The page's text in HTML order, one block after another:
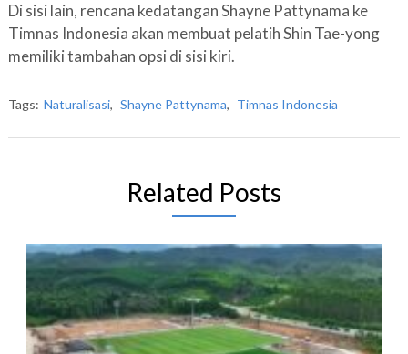
Di sisi lain, rencana kedatangan Shayne Pattynama ke
Timnas Indonesia akan membuat pelatih Shin Tae-yong
memiliki tambahan opsi di sisi kiri.
Tags: Naturalisasi, Shayne Pattynama, Timnas Indonesia
Related Posts